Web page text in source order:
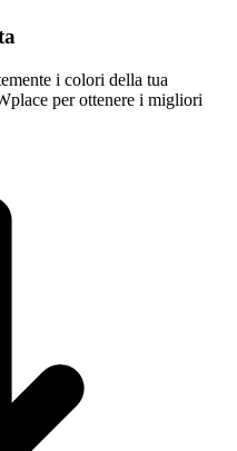
i colori della tua
per ottenere i migliori